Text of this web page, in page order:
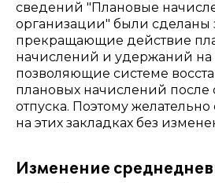
сведений "Плановые
организации" были сделаны
прекращающие действие
начислений и удержаний на
позволяющие системе
плановых начислений после
отпуска. Поэтому
на этих закладках без
Изменение